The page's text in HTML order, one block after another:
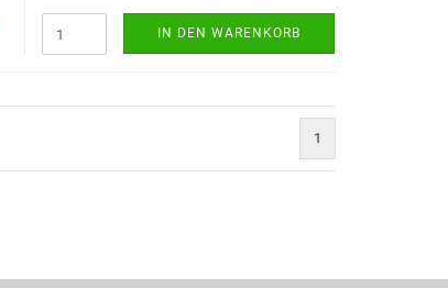
IN DEN WARENKORB
1